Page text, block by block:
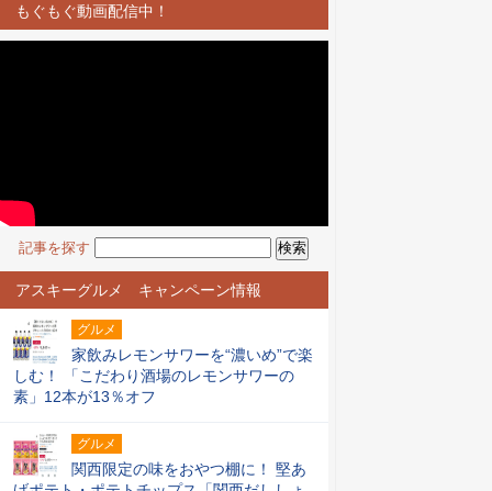
もぐもぐ動画配信中！
記事を探す
アスキーグルメ キャンペーン情報
グルメ
家飲みレモンサワーを“濃いめ”で楽
しむ！ 「こだわり酒場のレモンサワーの
素」12本が13％オフ
グルメ
関西限定の味をおやつ棚に！ 堅あ